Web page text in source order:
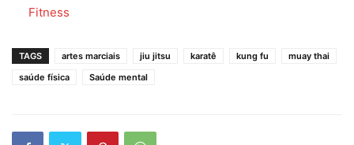
Em relação a
Fitness
TAGS artes marciais jiu jitsu karatê kung fu
muay thai
saúde física
Saúde mental